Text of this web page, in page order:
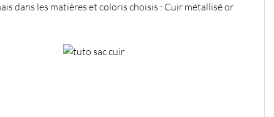
dans les matières et coloris choisis : Cuir métallisé or